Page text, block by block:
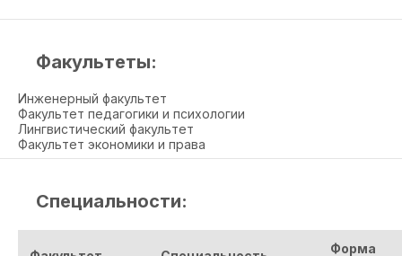
Факультеты:
Инженерный факультет
Факультет педагогики и психологии
Лингвистический факультет
Факультет экономики и права
Специальности:
Форма